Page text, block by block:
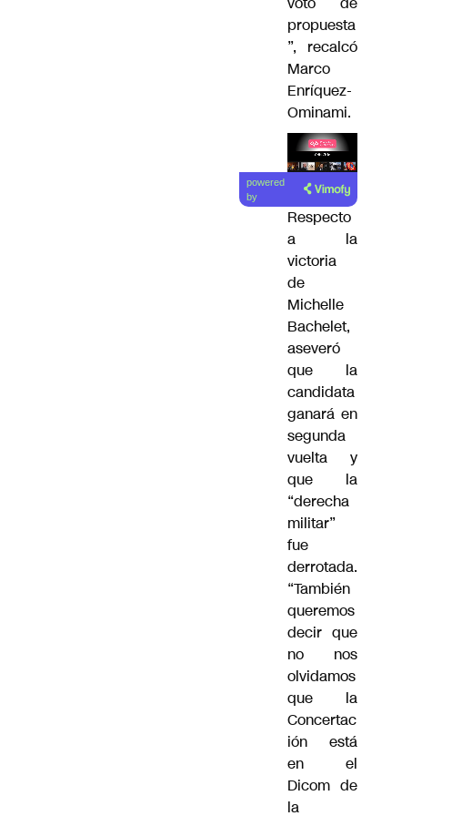
propuesta
”, recalcó
Marco
Enríquez-
Ominami.
Lea el
artículo
powered
by
Respecto
a la
victoria
de
Michelle
Bachelet,
aseveró
que la
candidata
ganará en
segunda
vuelta y
que la
“derecha
militar”
fue
derrotada.
“También
queremos
decir que
no nos
olvidamos
que la
Concertac
ión está
en el
Dicom de
la